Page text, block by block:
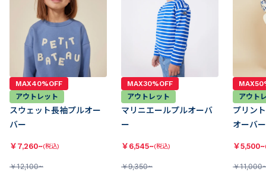
MAX40%OFF
アウトレット
スウェット長袖プルオー
バー
￥ 7,260~(税込)
￥12,100~
MAX30%OFF
アウトレット
マリニエールプルオーバ
ー
￥ 6,545~(税込)
￥9,350~
アウト
プリン
オーバー
￥5,500~
￥